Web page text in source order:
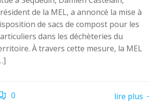
de la MEL, a annoncé la mise à
de sacs de compost pour les
dans les déchèteries du
À travers cette mesure, la MEL
0 lire plus